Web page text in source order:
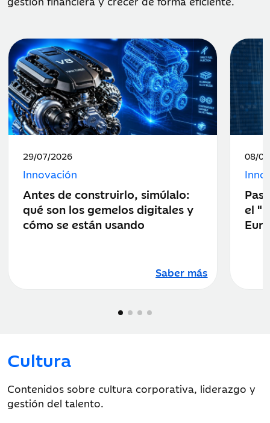
Fecha
publicación:
29/07/2026
Innovación
Antes de construirlo, simúlalo:
qué son los gemelos digitales y
cómo se están usando
Saber más
Fecha
08/
el
Cultura
Contenidos sobre cultura corporativa, liderazgo y
gestión del talento.